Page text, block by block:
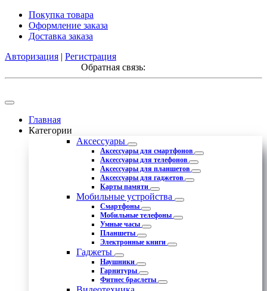
Покупка товара
Оформление заказа
Доставка заказа
Авторизация | Регистрация
Обратная связь:
Главная
Категории
Аксессуары
Аксессуары для смартфонов
Аксессуары для телефонов
Аксессуары для планшетов
Аксессуары для гаджетов
Карты памяти
Мобильные устройства
Смартфоны
Мобильные телефоны
Умные часы
Планшеты
Электронные книги
Гаджеты
Наушники
Гарнитуры
Фитнес браслеты